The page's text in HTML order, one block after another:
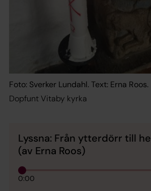
Foto: Sverker Lundahl. Text: Erna Roos.
Dopfunt Vitaby kyrka
Lyssna: Från ytterdörr till
(av Erna Roos)
0:00